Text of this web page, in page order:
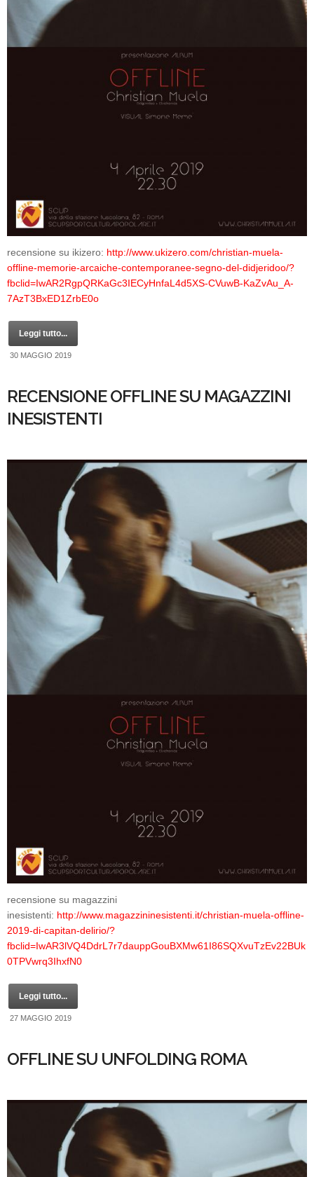
recensione su ikizero: http://www.ukizero.com/christian-muela-
offline-memorie-arcaiche-contemporanee-segno-del-didjeridoo/?
fbclid=IwAR2RgpQRKaGc3IECyHnfaL4d5XS-CVuwB-KaZvAu_A-
7AzT3BxED1ZrbE0o
Leggi tutto...
30 MAGGIO 2019
RECENSIONE OFFLINE SU MAGAZZINI
INESISTENTI
recensione su magazzini
inesistenti: http://www.magazzininesistenti.it/christian-muela-offline-
2019-di-capitan-delirio/?
fbclid=IwAR3lVQ4DdrL7r7dauppGouBXMw61I86SQXvuTzEv22BUk
0TPVwrq3IhxfN0
Leggi tutto...
27 MAGGIO 2019
OFFLINE SU UNFOLDING ROMA